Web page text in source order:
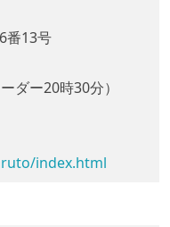
番13号
ダー20時30分）
index.html